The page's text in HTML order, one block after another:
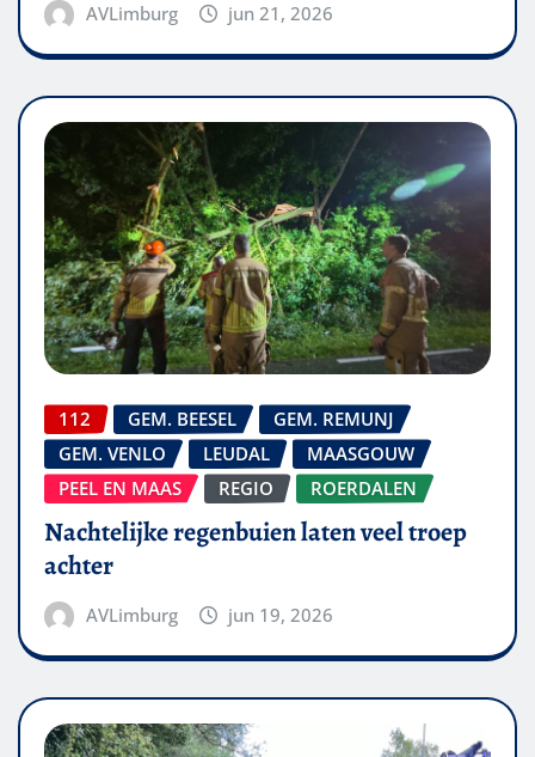
AVLimburg jun 21, 2026
112 GEM. BEESEL
GEM. REMUNJ
GEM. VENLO
LEUDAL
MAASGOUW
PEEL EN MAAS
REGIO ROERDALEN
Nachtelijke regenbuien laten veel troep
achter
AVLimburg jun 19, 2026